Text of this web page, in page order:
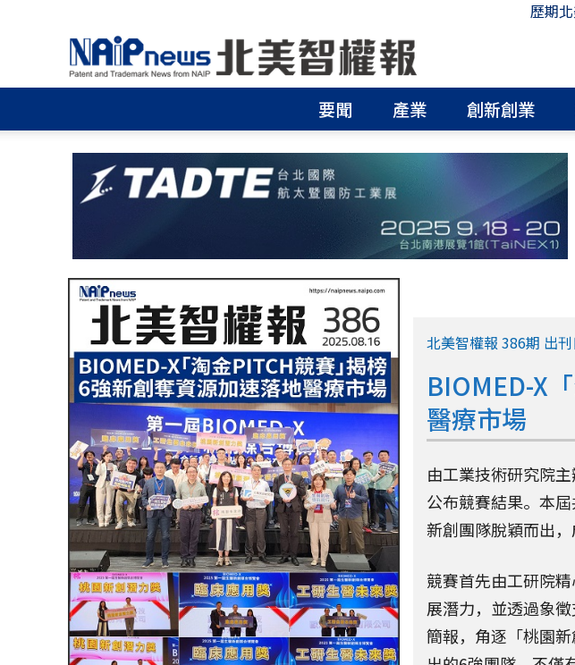
歷期
北
美
智
權
│
利
申
請
標
申
│
侵
權
分
析
│
智
財
權
顧
問
│
專
利
佈
局
│
美
國
要聞 產業 創新創業
北美智權報 386期 出
BIOMED-X
醫療市場
由工業技術研究院
公布競賽結果。本
新創團隊脫穎而出，
競賽首先由工研院
展潛力，並透過象
簡報，角逐「桃園